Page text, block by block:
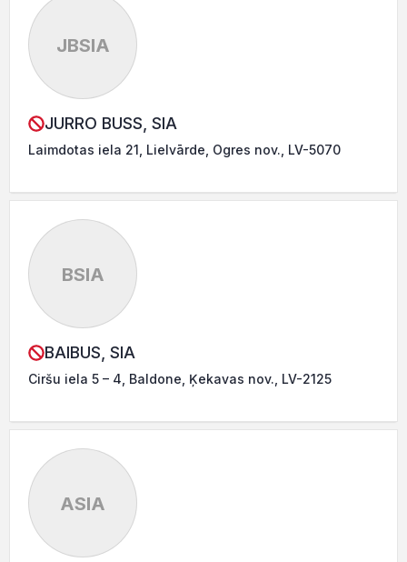
JBSIA
JURRO BUSS, SIA
Laimdotas iela 21, Lielvārde, Ogres nov., LV-5070
BSIA
BAIBUS, SIA
Ciršu iela 5 – 4, Baldone, Ķekavas nov., LV-2125
ASIA